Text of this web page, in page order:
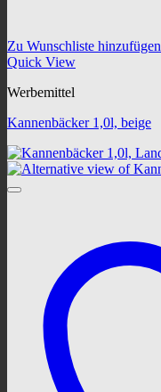
Zu Wunschliste hinzufügen
Quick View
Werbemittel
Kannenbäcker 1,0l, beige